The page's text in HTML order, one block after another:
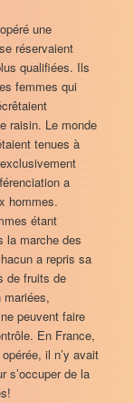
une
réservaient
qualifiées. Ils
femmes qui
raisin. Le monde
tenues à
a
hommes.
étant
la marche des
a repris sa
de fruits de
mariées,
peuvent faire
En France,
il n’y avait
s’occuper de la